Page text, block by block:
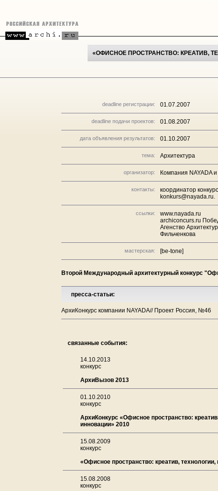
«ОФИСНОЕ ПРОСТРАНСТВО: КРЕАТИВ,
deadline регистрации: 01.07.2007
deadline подачи проектов: 01.08.2007
дата объявления результатов: 01.10.2007
тема: Архитектура
организатор: Компания NAYADA
контакты:
координатор
konkurs@nayada.ru.
ссылки:
www.nayada.ru
archiconcurs.ru
Агенство
Фильченкова
мастерская: [be-tone]
Второй Международный архитектурный конкурс
пресса-статьи:
АрхиКонкурс компании NAYADA// Проект Россия, №46
связанные события:
14.10.2013
конкурс
АрхиВызов 2013
01.10.2010
конкурс
АрхиКонкурс «Офисное пространство:
инновации» 2010
15.08.2009
конкурс
«Офисное пространство: креатив, технологии,
15.08.2008
конкурс